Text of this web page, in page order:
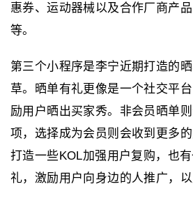
惠券、运动器械以及合作厂商产
等。
第三个小程序是李宁近期打造的
草。晒单有礼更像是一个社交平
励用户晒出买家秀。非会员晒单
项，选择成为会员则会收到更多
打造一些KOL加强用户复购，也
礼，激励用户向身边的人推广，以